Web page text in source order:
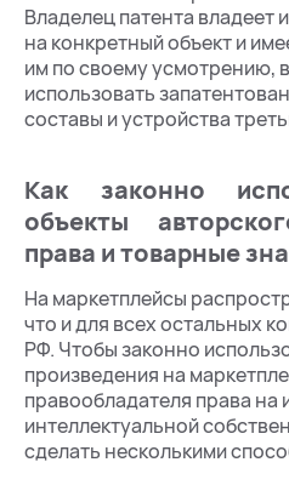
Владелец патента
на конкретный объект и
им по своему усмотрению,
использовать
составы и устройства
Как законно
объекты
права и товарные
На маркетплейсы
что и для всех остальных
РФ. Чтобы законно
произведения на
правообладателя права на
интеллектуальной
сделать несколькими